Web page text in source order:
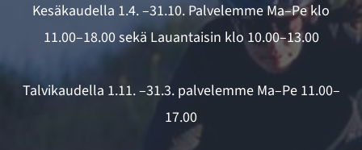
Kesäkaudella 1.4. –31.10. Palvelemme Ma–Pe klo
11.00–18.00 sekä Lauantaisin klo 10.00–13.00
Talvikaudella 1.11. –31.3. palvelemme Ma–Pe 11.00–
17.00